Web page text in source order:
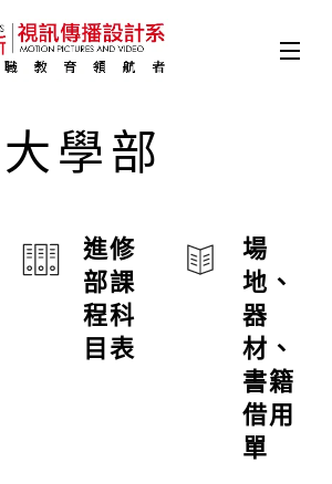
大學部
進修
部課
程科
目表
場
地、
器
材、
書籍
借用
單